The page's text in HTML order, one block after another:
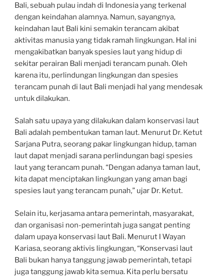
Bali, sebuah pulau indah di Indonesia yang terkenal
dengan keindahan alamnya. Namun, sayangnya,
keindahan laut Bali kini semakin terancam akibat
aktivitas manusia yang tidak ramah lingkungan. Hal ini
mengakibatkan banyak spesies laut yang hidup di
sekitar perairan Bali menjadi terancam punah. Oleh
karena itu, perlindungan lingkungan dan spesies
terancam punah di laut Bali menjadi hal yang mendesak
untuk dilakukan.
Salah satu upaya yang dilakukan dalam konservasi laut
Bali adalah pembentukan taman laut. Menurut Dr. Ketut
Sarjana Putra, seorang pakar lingkungan hidup, taman
laut dapat menjadi sarana perlindungan bagi spesies
laut yang terancam punah. “Dengan adanya taman laut,
kita dapat menciptakan lingkungan yang aman bagi
spesies laut yang terancam punah,” ujar Dr. Ketut.
Selain itu, kerjasama antara pemerintah, masyarakat,
dan organisasi non-pemerintah juga sangat penting
dalam upaya konservasi laut Bali. Menurut I Wayan
Kariasa, seorang aktivis lingkungan, “Konservasi laut
Bali bukan hanya tanggung jawab pemerintah, tetapi
juga tanggung jawab kita semua. Kita perlu bersatu